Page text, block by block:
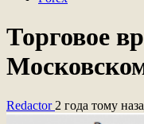
Торговое
Redactor 2 года тому